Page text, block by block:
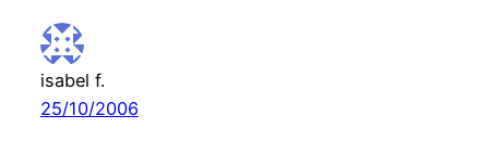
isabel f.
25/10/2006